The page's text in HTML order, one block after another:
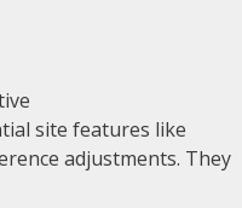
site features like
adjustments. They